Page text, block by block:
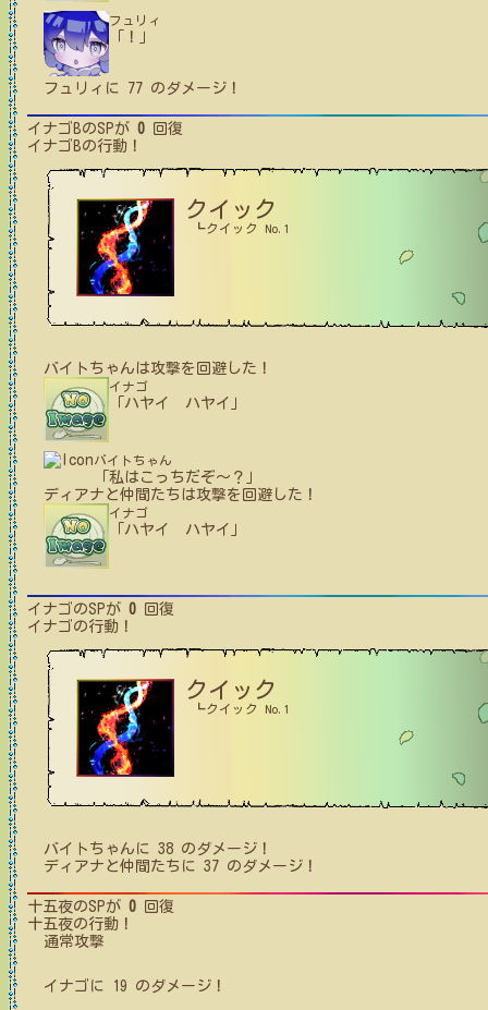
フュリィ
「！」
フュリィ に 77 のダメージ！
イナゴBのSPが 0 回復
イナゴBの行動！
クイック
┗クイック No.1
バイトちゃんは攻撃を回避した！
イナゴ
「ハヤイ ハヤイ」
バイトちゃん
「私はこっちだぞ～？」
ディアナと仲間たち は攻撃を回避した！
イナゴ
「ハヤイ ハヤイ」
イナゴのSPが 0 回復
イナゴの行動！
クイック
┗クイック No.1
バイトちゃん に 38 のダメージ！
ディアナと仲間たち に 37 のダメージ！
十五夜のSPが 0 回復
十五夜の行動！
通常攻撃
イナゴ に 19 のダメージ！